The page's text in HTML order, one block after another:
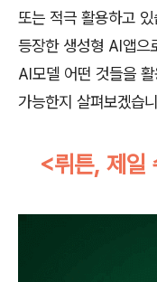
또는 적극 활용하고
등장한 생성형 AI앱으
AI모델 어떤 것들을
가능한지 살펴보겠습
<뤼튼, 제일